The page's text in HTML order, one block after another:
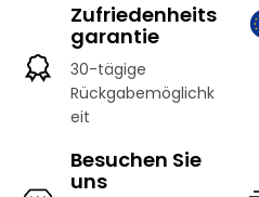
Zufriedenheits
garantie
30-tägige
Rückgabemöglichk
eit
Besuchen Sie
uns